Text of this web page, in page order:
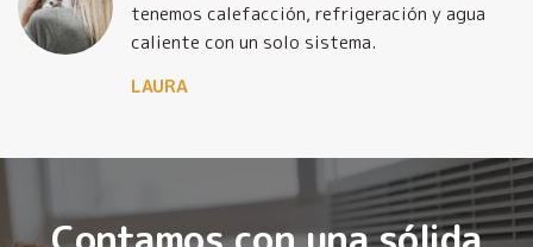
tenemos calefacción, refrigeración y agua
caliente con un solo sistema.
LAURA